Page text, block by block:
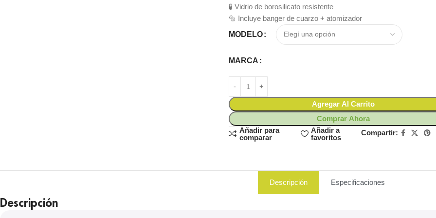
🧪 Vidrio de borosilicato resistente
🔩 Incluye banger de cuarzo + atomizador
MODELO
MARCA
Agregar Al Carrito
Comprar Ahora
Añadir para
comparar
Añadir a
favoritos
Compartir:
Descripción Especificaciones
Descripción